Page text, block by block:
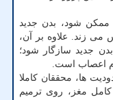
ممکن شود، بدن جدید
می زند. علاوه بر آن،
جدید سازگار شود؛
اعصاب است.
ها، محققان کاملا
کامل مغز، روی ترمیم